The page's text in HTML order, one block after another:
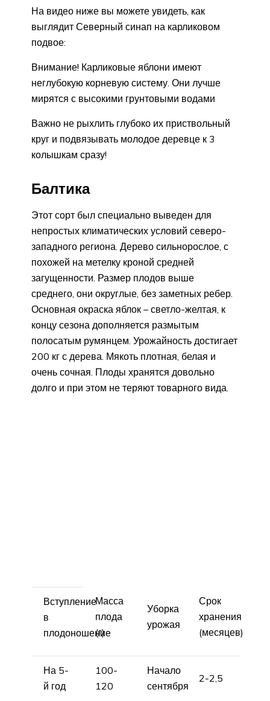
На видео ниже вы можете увидеть, как
выглядит Северный синап на карликовом
подвое:
Внимание! Карликовые яблони имеют
неглубокую корневую систему. Они лучше
мирятся с высокими грунтовыми водами
Важно не рыхлить глубоко их приствольный
круг и подвязывать молодое деревце к 3
колышкам сразу!
Балтика
Этот сорт был специально выведен для
непростых климатических условий северо-
западного региона. Дерево сильнорослое, с
похожей на метелку кроной средней
загущенности. Размер плодов выше
среднего, они округлые, без заметных ребер.
Основная окраска яблок – светло-желтая, к
концу сезона дополняется размытым
полосатым румянцем. Урожайность достигает
200 кг с дерева. Мякоть плотная, белая и
очень сочная. Плоды хранятся довольно
долго и при этом не теряют товарного вида.
Вступление
в
плодоношение
Масса
плода
(г)
Уборка
урожая
Срок
хранения
(месяцев)
На 5-
й год
100-
120
Начало
сентября
2-2,5